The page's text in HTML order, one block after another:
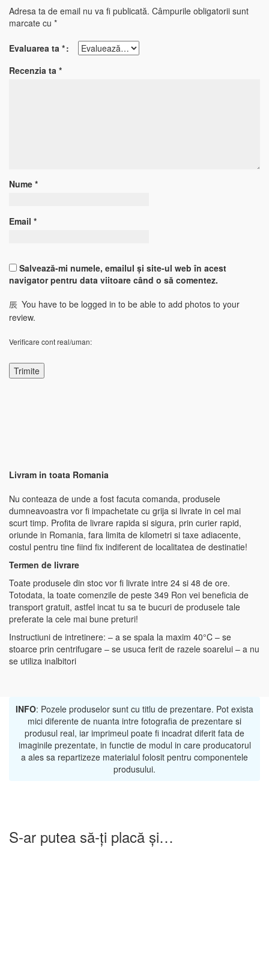
Adresa ta de email nu va fi publicată. Câmpurile obligatorii sunt
marcate cu *
Evaluarea ta *
Recenzia ta *
Nume *
Email *
Salvează-mi numele, emailul și site-ul web în acest
navigator pentru data viitoare când o să comentez.
You have to be logged in to be able to add photos to your
review.
Verificare cont real/uman:
Livram in toata Romania
Nu conteaza de unde a fost facuta comanda, produsele
dumneavoastra vor fi impachetate cu grija si livrate in cel mai
scurt timp. Profita de livrare rapida si sigura, prin curier rapid,
oriunde in Romania, fara limita de kilometri si taxe adiacente,
costul pentru tine fiind fix indiferent de localitatea de destinatie!
Termen de livrare
Toate produsele din stoc vor fi livrate intre 24 si 48 de ore.
Totodata, la toate comenzile de peste 349 Ron vei beneficia de
transport gratuit, astfel incat tu sa te bucuri de produsele tale
preferate la cele mai bune preturi!
Instructiuni de intretinere: – a se spala la maxim 40°C – se
stoarce prin centrifugare – se usuca ferit de razele soarelui – a nu
se utiliza inalbitori
INFO: Pozele produselor sunt cu titlu de prezentare. Pot exista
mici diferente de nuanta intre fotografia de prezentare si
produsul real, iar imprimeul poate fi incadrat diferit fata de
imaginile prezentate, in functie de modul in care producatorul
a ales sa repartizeze materialul folosit pentru componentele
produsului.
S-ar putea să-ți placă și…